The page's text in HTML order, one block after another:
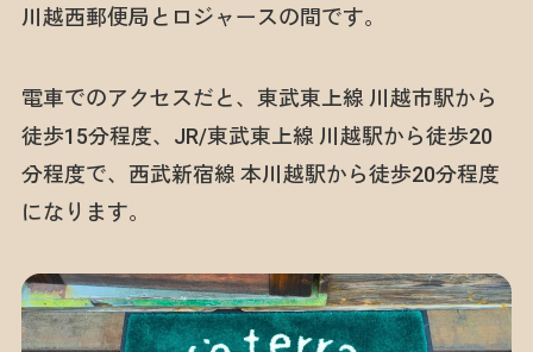
川越西郵便局とロジャースの間です。
電車でのアクセスだと、東武東上線 川越市駅から
徒歩15分程度、JR/東武東上線 川越駅から徒歩20
分程度で、西武新宿線 本川越駅から徒歩20分程度
になります。